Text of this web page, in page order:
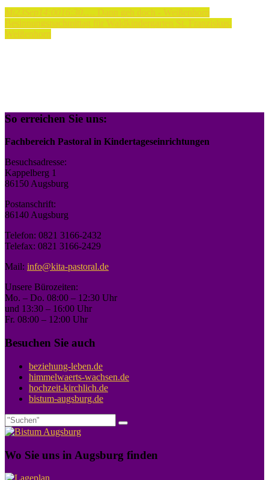
Mi 23Sep 14:00 16:30…. Dann geh doch - Weißenhorn
Besinnungsnachmittag für Waldkindergarten St. Franziskus,
Weißenhorn
So erreichen Sie uns:
Fachbereich Pastoral in Kindertageseinrichtungen
Besuchsadresse:
Kappelberg 1
86150 Augsburg
Postanschrift:
86140 Augsburg
Telefon: 0821 3166-2432
Telefax: 0821 3166-2429
Mail: info@kita-pastoral.de
Unsere Bürozeiten:
Mo. – Do. 08:00 – 12:30 Uhr
und 13:30 – 16:00 Uhr
Fr. 08:00 – 12:00 Uhr
Besuchen Sie auch
beziehung-leben.de
himmelwaerts-wachsen.de
hochzeit-kirchlich.de
bistum-augsburg.de
Wo Sie uns in Augsburg finden